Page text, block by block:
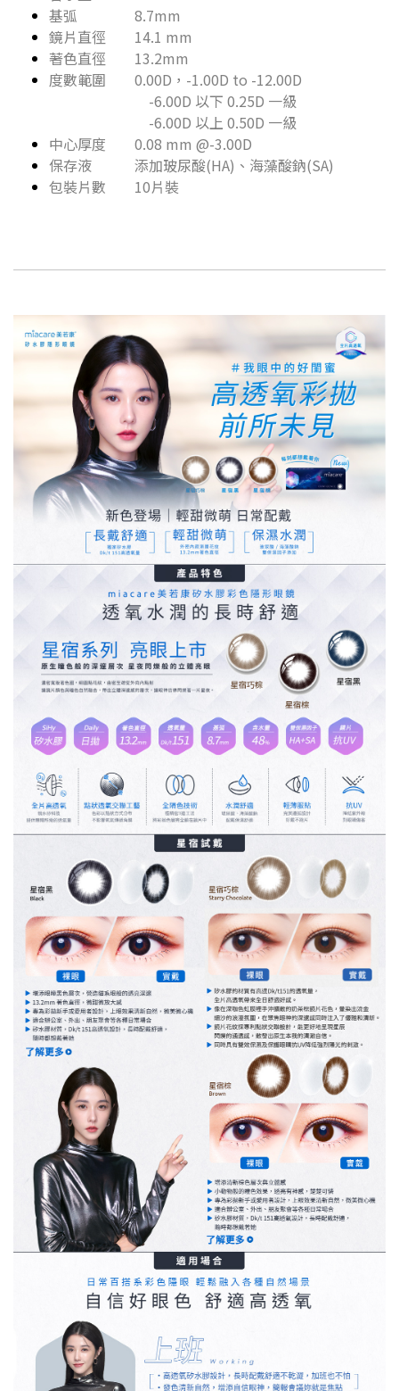
基弧 8.7mm
鏡片直徑 14.1 mm
著色直徑 13.2mm
度數範圍 0.00D，-1.00D to -12.00D
-6.00D 以下 0.25D 一級
-6.00D 以上 0.50D 一級
中心厚度 0.08 mm @-3.00D
保存液 添加玻尿酸(HA)、海藻酸鈉(SA)
包裝片數 10片裝